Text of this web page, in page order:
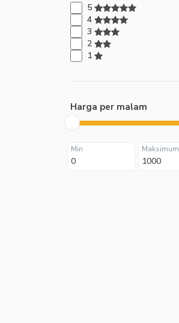
5
4
3
2
1
Harga per malam
Min Maksimum